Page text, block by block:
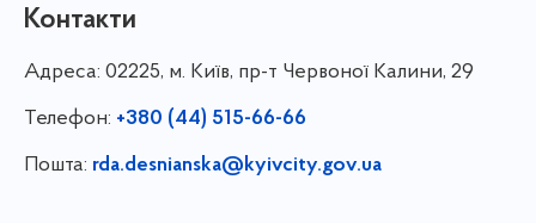
Контакти
Адреса: 02225, м. Київ, пр-т Червоної Калини, 29
Телефон: +380 (44) 515-66-66
Пошта: rda.desnianska@kyivcity.gov.ua